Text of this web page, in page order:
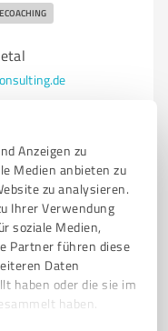
Anzeigen zu
Medien anbieten zu
zu analysieren.
Ihrer Verwendung
soziale Medien,
Partner führen diese
Daten
haben oder die sie im
haben.
LinkedIn)